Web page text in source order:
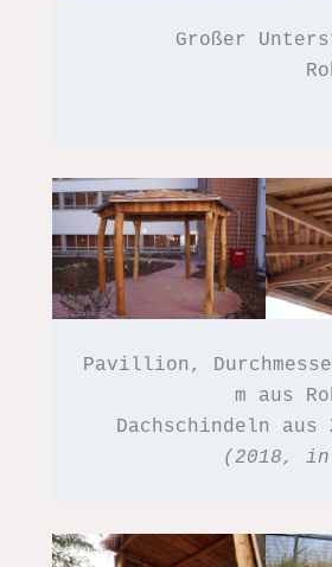
Großer
Pavillion,
m aus
Dachschindeln
(2018, in